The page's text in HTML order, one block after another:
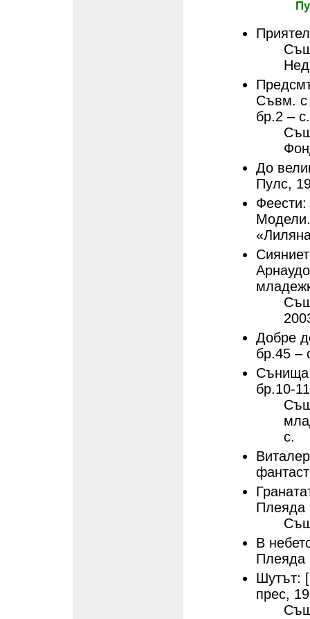
Съвм. с
бр.2 – с.
До
Пулс,
Добре
бр.45 –
Сънища
бр.10-
с.
Плеяда
В
Плеяда
Шутът:
прес,